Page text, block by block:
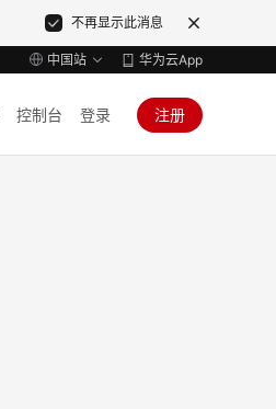
不再显示此消息
中国站 华为云App
控制台 登录 注册